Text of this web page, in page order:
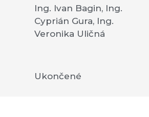
Ing. Ivan Bagin, Ing.
Cyprián Gura, Ing.
Veronika Uličná
Ukončené